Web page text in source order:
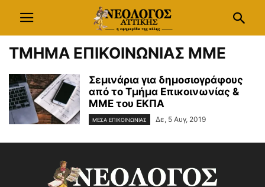
ΤΜΗΜΑ ΕΠΙΚΟΙΝΩΝΙΑΣ ΜΜΕ
Σεμινάρια για δημοσιογράφους
από το Τμήμα Επικοινωνίας &
ΜΜΕ του ΕΚΠΑ
ΜΕΣΑ ΕΠΙΚΟΙΝΩΝΙΑΣ Δε, 5 Αυγ, 2019